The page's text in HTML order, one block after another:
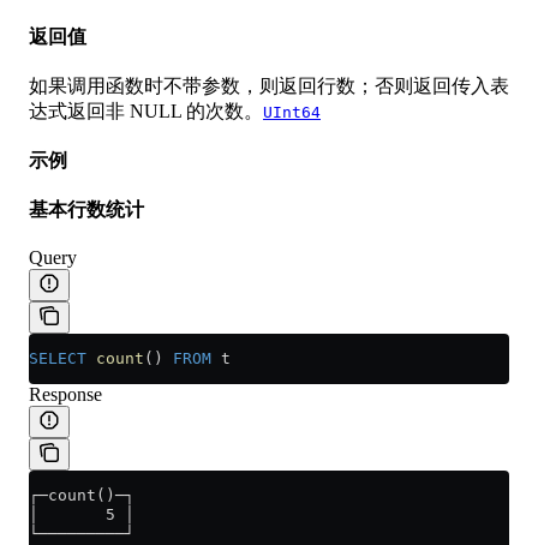
返回值
如果调用函数时不带参数，则返回行数；否则返回传入表
达式返回非 NULL 的次数。
UInt64
示例
基本行数统计
Query
SELECT count () FROM t
Response
┌─count()─┐
│       5 │
└─────────┘